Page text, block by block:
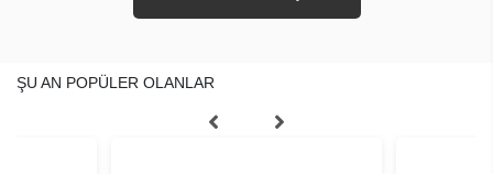
ŞU AN POPÜLER OLANLAR